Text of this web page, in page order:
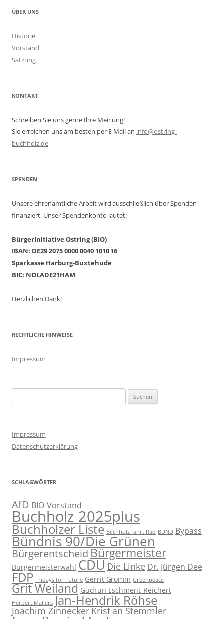
ÜBER UNS
Historie
Vorstand
Satzung
KONTAKT
Schreiben Sie uns gerne Ihre Meinung!
Sie erreichen uns am besten per E-Mail an info@ostring-
buchholz.de
SPENDEN
Unsere ehrenamtliche Arbeit wird ausschließlich über Spenden
finanziert. Unser Spendenkonto lautet:
BürgerInitiative Ostring (BIO)
IBAN: DE29 2075 0000 0040 1010 16
Sparkasse Harburg-Buxtehude
BIC: NOLADE21HAM
Herzlichen Dank!
RECHTLICHE HINWEISE
Impressum
nach:
Impressum
Datenschutzerklärung
SCHLAGWÖRTER
AfD BIO-Vorstand
Buchholz 2025plus
Buchholzer Liste Buchholz fährt Rad BUND Bypass
Bündnis 90/Die Grünen
BürgerentscheidBürgermeister
Bürgermeisterwahl CDU Die Linke Dr. Jürgen Dee
FDP Fridays for Future Gerrit Gromm Greenpeace
Grit Weiland Gudrun Eschment-Reichert
Herbert Maliers Jan-Hendrik Röhse
Joachim ZinneckerKristian Stemmler